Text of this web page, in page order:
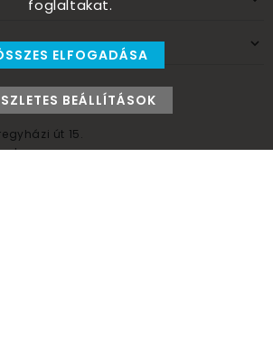
út 15.
foglaltakat.
ELFOGADÁSA
BEÁLLÍTÁSOK